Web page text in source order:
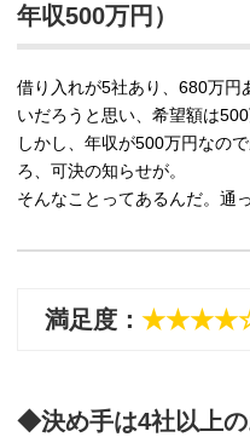
年収500万円）
借り入れが5社あり、680万円
いだろうと思い、希望額は500
しかし、年収が500万円なの
ろ、可決の知らせが。
そんなことってあるんだ。通
満足度：
◆決め手は4社以上